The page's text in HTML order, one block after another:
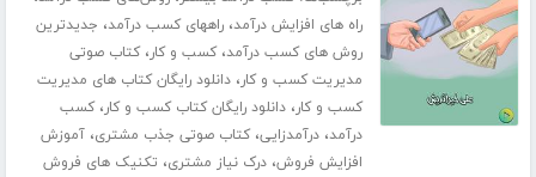
راه های افزایش درآمد،راههای کسب درآمد، جدیدترین
روش های کسب درآمد،کسب و کار،کتاب صوتی
مدیریت کسب و کار،دانلود رایگان کتاب های مدیریت
کسب و کار،دانلود رایگان کتاب کسب و کار،کسب
درآمد،درآمدزایی،کتاب صوتی جذب مشتری،آموزش
افزایش فروش،درک نیاز مشتری، تکنیک های فروش